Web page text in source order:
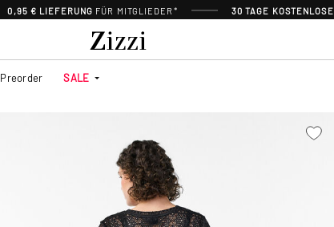
0,95 € LIEFERUNG FÜR MITGLIEDER* 30 TAGE KOSTENLOSE
Preorder SALE